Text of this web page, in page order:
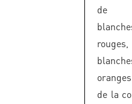
de
de la